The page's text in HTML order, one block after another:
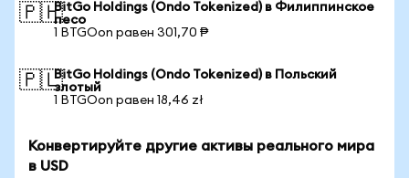
🇵🇭BitGo Holdings (Ondo Tokenized) в Филиппинское
песо
1 BTGOon равен 301,70 ₱
🇵🇱BitGo Holdings (Ondo Tokenized) в Польский
злотый
1 BTGOon равен 18,46 zł
Конвертируйте другие активы реального мира
в USD